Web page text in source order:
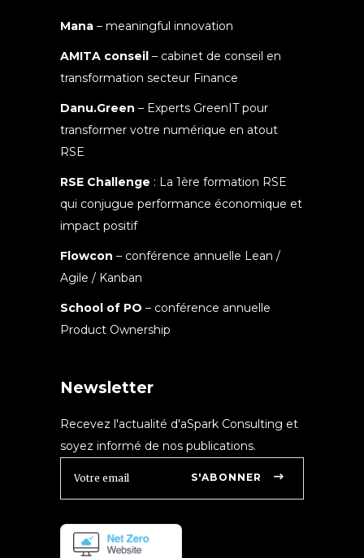
Mana – meaningful innovation
AMITA conseil – cabinet de conseil en
transformation secteur Finance
Danu.Green – Experts GreenIT pour
transformer votre numérique en atout
RSE
RSE Challenge : La 1ère formation RSE
qui conjugue performance économique et
impact positif
Flowcon – conférence annuelle Lean /
Agile / Kanban
School of PO – conférence annuelle
Product Ownership
Newsletter
Recevez l'actualité d'aSpark Consulting et
soyez informé de nos publications.
S'ABONNER